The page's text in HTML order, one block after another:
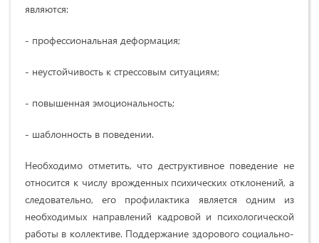
являются:
- профессиональная деформация;
- неустойчивость к стрессовым ситуациям;
- повышенная эмоциональность;
- шаблонность в поведении.
Необходимо отметить, что деструктивное поведение не
относится к числу врожденных психических отклонений, а
следовательно, его профилактика является одним из
необходимых направлений кадровой и психологической
работы в коллективе. Поддержание здорового социально-